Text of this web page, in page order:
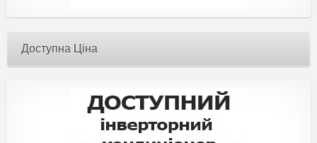
Доступна Ціна